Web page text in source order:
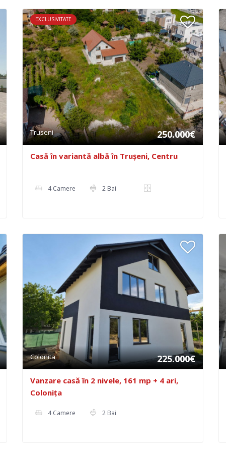
EXCLUSIVITATE
Truseni 250.000€
Casă în variantă albă în Trușeni, Centru
4 Camere 2 Bai
Colonita 225.000€
Vanzare casă în 2 nivele, 161 mp + 4 ari,
Colonița
4 Camere 2 Bai